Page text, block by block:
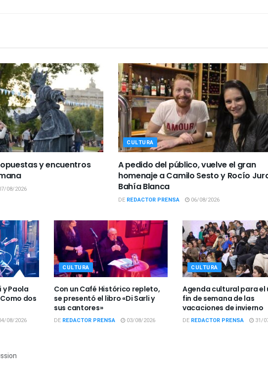
y encuentros
08/2026
CULTURA
A pedido del público, vuelve el gran
homenaje a Camilo Sesto y Rocío
Bahía Blanca
DE REDACTOR PRENSA 06/08/2026
y Paola
dos
08/2026
CULTURA
Con un Café Histórico repleto,
se presentó el libro «Di Sarli y
sus cantores»
DE REDACTOR PRENSA 03/08/2026
CULTURA
Agenda cultural para el
fin de semana de las
vacaciones de invierno
DE REDACTOR PRENSA 31/